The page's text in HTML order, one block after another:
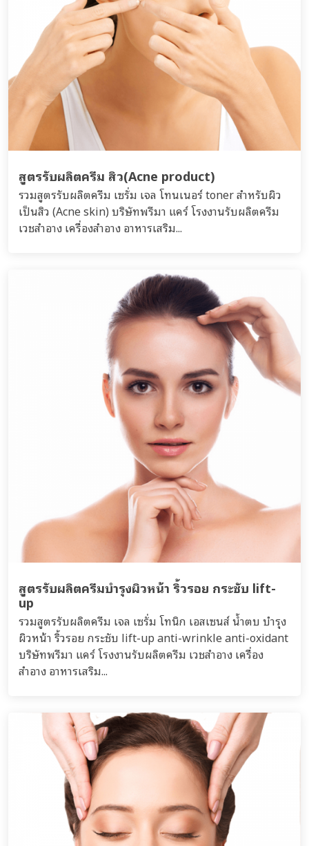
สูตรรับผลิตครีม สิว(Acne product)
รวมสูตรรับผลิตครีม เซรั่ม เจล โทนเนอร์ toner สำหรับผิว
เป็นสิว (Acne skin) บริษัทพรีมา แคร์ โรงงานรับผลิตครีม
เวชสำอาง เครื่องสำอาง อาหารเสริม...
สูตรรับผลิตครีมบำรุงผิวหน้า ริ้วรอย กระชับ lift-
up
รวมสูตรรับผลิตครีม เจล เซรั่ม โทนิก เอสเซนส์ น้ำตบ บำรุง
ผิวหน้า ริ้วรอย กระชับ lift-up anti-wrinkle anti-oxidant
บริษัทพรีมา แคร์ โรงงานรับผลิตครีม เวชสำอาง เครื่อง
สำอาง อาหารเสริม...